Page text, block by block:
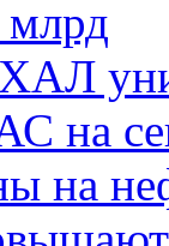
млрд
на
на